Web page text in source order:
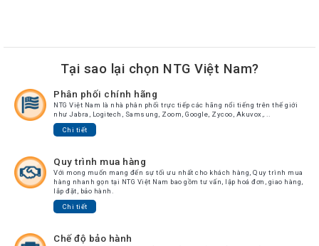
Avaya
Grandstream
Yealink
thuật
Tin
Tại sao lại chọn NTG Việt Nam?
Phân phối chính hãng
NTG Việt Nam là nhà phân phối trực tiếp các hãng nổi tiếng trên thế giới
như Jabra, Logitech, Samsung, Zoom, Google, Zycoo, Akuvox,...
Chi tiết
Quy trình mua hàng
Với mong muốn mang đến sự tối ưu nhất cho khách hàng, Quy trình mua
hàng nhanh gọn tại NTG Việt Nam bao gồm tư vấn, lập hoá đơn, giao hàng,
lắp đặt, bảo hành.
Chi tiết
Chế độ bảo hành